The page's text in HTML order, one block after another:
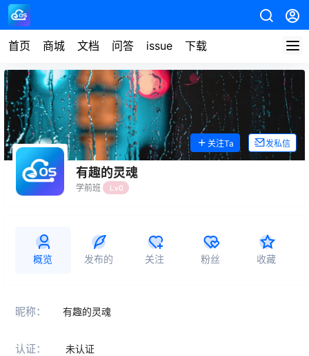
首页 商城 文档 问答 issue 下载
有趣的灵魂
学前班 Lv0
关注Ta 发私信
概览 发布的 关注 粉丝 收藏
昵称： 有趣的灵魂
认证： 未认证